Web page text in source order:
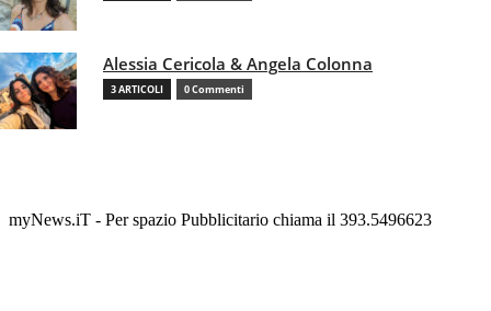
Alessia Cericola & Angela Colonna
3 ARTICOLI 0 Commenti
myNews.iT - Per spazio Pubblicitario chiama il 393.5496623